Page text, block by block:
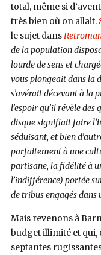
total, même si
très bien où on allait.
le sujet dans
de la population
lourde de sens et
vous plongeait dans la
s’avérait décevant à la
l’espoir qu’il révèle des
disque signifiait faire
séduisant, et bien
parfaitement à une
partisane, la fidélité à
l’indifférence) portée
de tribus engagés dans
Mais revenons à
budget illimité et qui,
septantes